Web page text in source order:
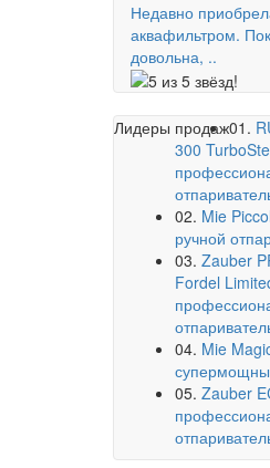
Недавно
аквафильтром.
довольна, ..
Лидеры продаж01.
300
02. Mie
ручной
03. Zauber
Fordel
04. Mie
05. Zauber